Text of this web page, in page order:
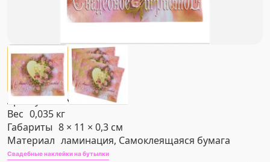
Артикул
#NNB0000070
Вес 0,035 кг
Габариты 8 × 11 × 0,3 см
Материал ламинация, Самоклеящаяся бумага
Свадебные наклейки на бутылки